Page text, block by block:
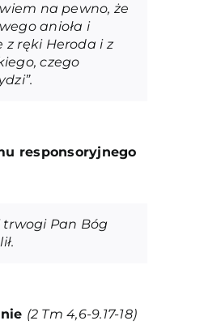
wiem na pewno, że
anioła i
z ręki Heroda i z
czego
responsoryjnego
trwogi Pan Bóg
(2 Tm 4,6-9.17-18)